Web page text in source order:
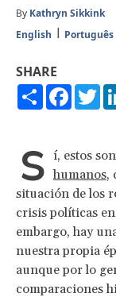
By Kathryn Sikkink
English
Português
SHARE
Share
S í, estos son
humanos,
situación de los
crisis políticas
embargo, hay
nuestra propia
aunque por lo
comparaciones